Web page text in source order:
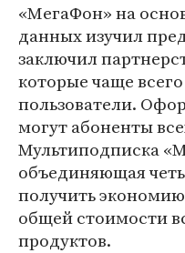
«МегаФон» на
данных изучил
заключил
которые чаще
пользователи.
могут абоненты
Мультиподписка
объединяющая
получить
общей стоимости
продуктов.